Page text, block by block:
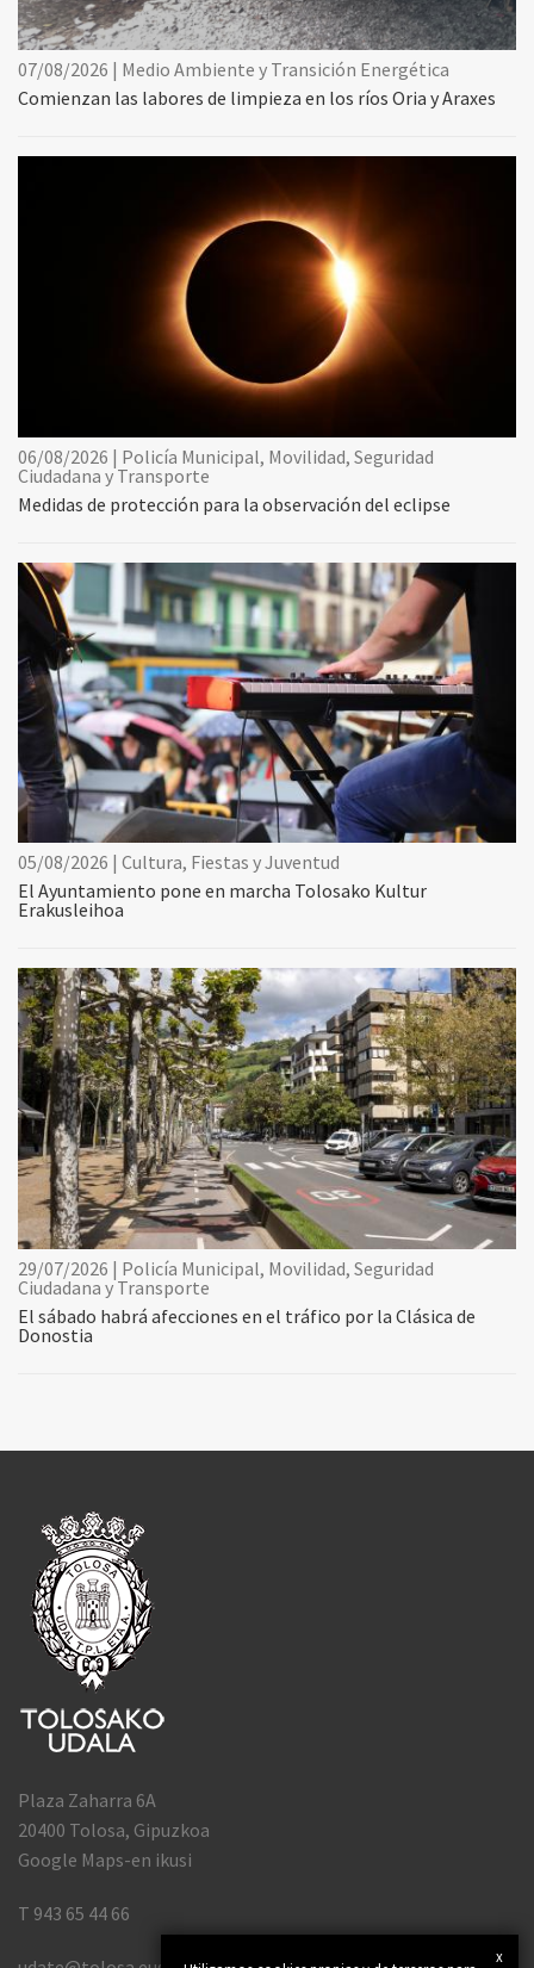
07/08/2026 | Medio Ambiente y Transición Energética
Comienzan las labores de limpieza en los ríos Oria y Araxes
06/08/2026 | Policía Municipal, Movilidad, Seguridad
Ciudadana y Transporte
Medidas de protección para la observación del eclipse
05/08/2026 | Cultura, Fiestas y Juventud
El Ayuntamiento pone en marcha Tolosako Kultur
Erakusleihoa
29/07/2026 | Policía Municipal, Movilidad, Seguridad
Ciudadana y Transporte
El sábado habrá afecciones en el tráfico por la Clásica de
Donostia
x
Plaza Zaharra 6A
20400 Tolosa, Gipuzkoa
Google Maps-en ikusi
T 943 65 44 66